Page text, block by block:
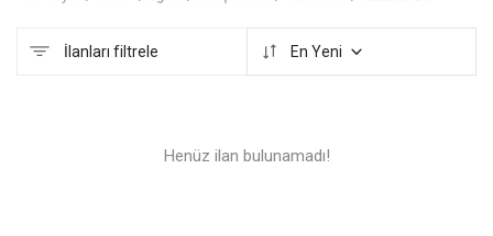
ekleİlanları filtrele En Yeni
Henüz ilan bulunamadı!